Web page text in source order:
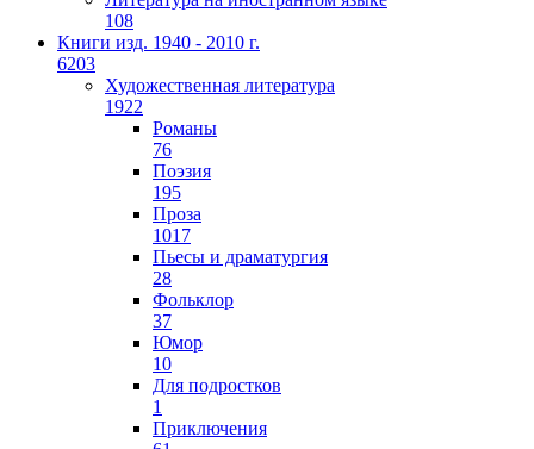
108
Книги изд. 1940 - 2010 г.
6203
Художественная литература
1922
Романы
76
Поэзия
195
Проза
1017
Пьесы и драматургия
28
Фольклор
37
Юмор
10
Для подростков
1
Приключения